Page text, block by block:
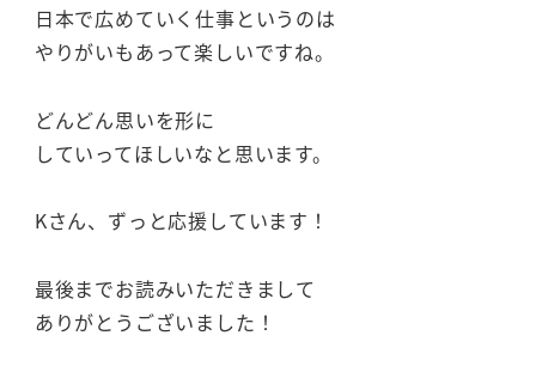
日本で広めていく仕事というのは
やりがいもあって楽しいですね。
どんどん思いを形に
していってほしいなと思います。
Kさん、ずっと応援しています！
最後までお読みいただきまして
ありがとうございました！